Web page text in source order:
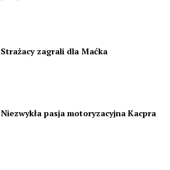
Strażacy zagrali dla Maćka
Niezwykła pasja motoryzacyjna Kacpra